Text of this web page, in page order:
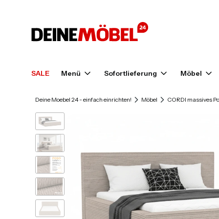
SALE Menü Sofortlieferung Möbel
Deine Moebel 24 - einfach einrichten! Möbel CORDI massives